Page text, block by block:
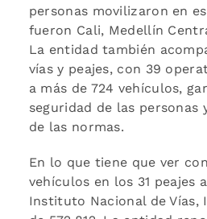
personas movilizaron en
fueron Cali, Medellín
La entidad también
vías y peajes, con 39
a más de 724 vehículos,
seguridad de las personas
de las normas.
En lo que tiene que ver
vehículos en los 31 peajes
Instituto Nacional de Vías,